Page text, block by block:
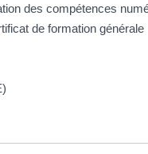
des compétences
de formation générale